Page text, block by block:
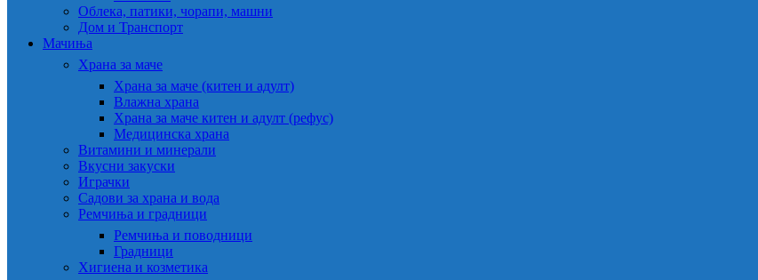
Облека, патики, чорапи, машни
Дом и Транспорт
Мачиња
Храна за маче
Храна за маче (китен и адулт)
Влажна храна
Храна за маче китен и адулт (рефус)
Медицинска храна
Витамини и минерали
Вкусни закуски
Играчки
Садови за храна и вода
Ремчиња и градници
Ремчиња и поводници
Градници
Хигиена и козметика